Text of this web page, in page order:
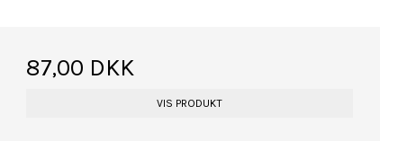
87,00 DKK
VIS PRODUKT